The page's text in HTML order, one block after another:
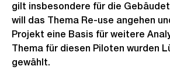
gilt insbesondere für die
will das Thema Re-use angehen
Projekt eine Basis für weitere
Thema für diesen Piloten wurden
gewählt.